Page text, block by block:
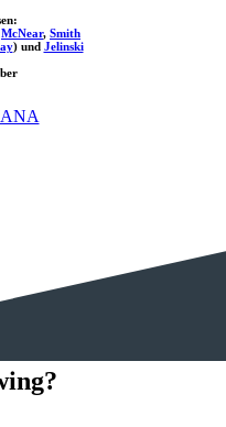
McNear, Smith
) und Jelinski